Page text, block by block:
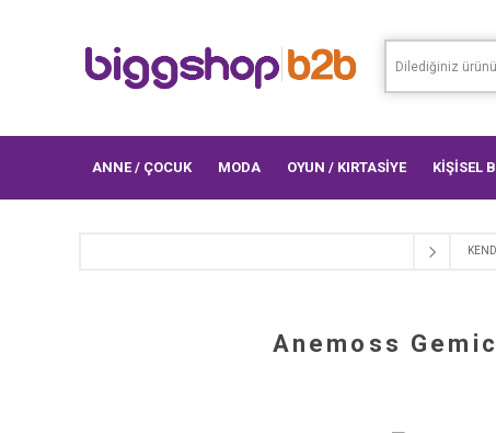
ANNE / ÇOCUK MODA OYUN / KIRTASİYE KİŞİSEL
Anemoss